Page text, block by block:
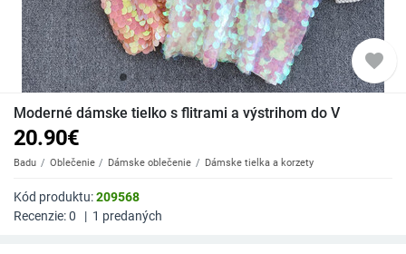
favorite
Moderné dámske tielko s flitrami a výstrihom do V
20.90€
Badu Oblečenie Dámske oblečenie Dámske tielka a korzety
Kód produktu:209568
Recenzie:0 | 1 predaných